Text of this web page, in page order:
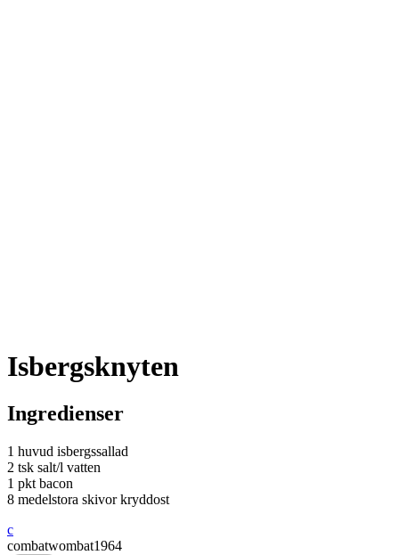
Isbergsknyten
Ingredienser
1 huvud isbergssallad
2 tsk salt/l vatten
1 pkt bacon
8 medelstora skivor kryddost
c
combatwombat1964